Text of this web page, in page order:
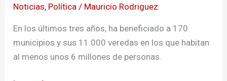
Noticias, Política / Mauricio Rodriguez
En los últimos tres años, ha beneficiado a 170
municipios y sus 11.000 veredas en los que habitan
al menos unos 6 millones de personas.
de